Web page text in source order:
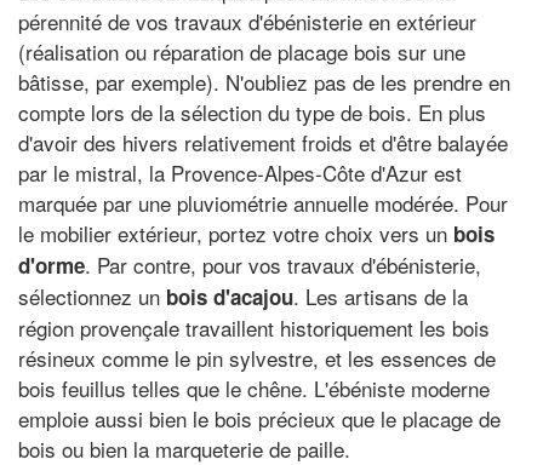
pérennité de vos travaux d'ébénisterie en extérieur
(réalisation ou réparation de placage bois sur une
bâtisse, par exemple). N'oubliez pas de les prendre en
compte lors de la sélection du type de bois. En plus
d'avoir des hivers relativement froids et d'être balayée
par le mistral, la Provence-Alpes-Côte d'Azur est
marquée par une pluviométrie annuelle modérée. Pour
le mobilier extérieur, portez votre choix vers un bois
d'orme. Par contre, pour vos travaux d'ébénisterie,
sélectionnez un bois d'acajou. Les artisans de la
région provençale travaillent historiquement les bois
résineux comme le pin sylvestre, et les essences de
bois feuillus telles que le chêne. L'ébéniste moderne
emploie aussi bien le bois précieux que le placage de
bois ou bien la marqueterie de paille.